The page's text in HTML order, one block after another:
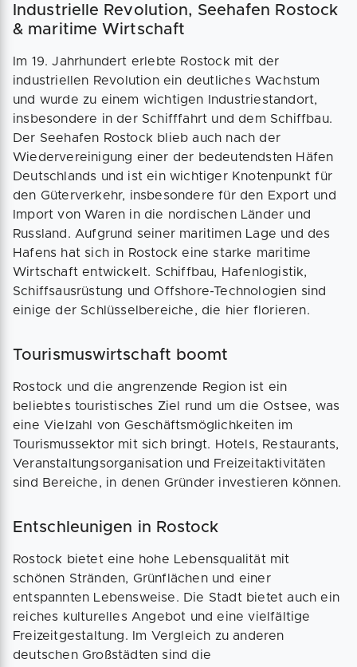
Industrielle Revolution, Seehafen Rostock
& maritime Wirtschaft
Im 19. Jahrhundert erlebte Rostock mit der
industriellen Revolution ein deutliches Wachstum
und wurde zu einem wichtigen Industriestandort,
insbesondere in der Schifffahrt und dem Schiffbau.
Der Seehafen Rostock blieb auch nach der
Wiedervereinigung einer der bedeutendsten Häfen
Deutschlands und ist ein wichtiger Knotenpunkt für
den Güterverkehr, insbesondere für den Export und
Import von Waren in die nordischen Länder und
Russland. Aufgrund seiner maritimen Lage und des
Hafens hat sich in Rostock eine starke maritime
Wirtschaft entwickelt. Schiffbau, Hafenlogistik,
Schiffsausrüstung und Offshore-Technologien sind
einige der Schlüsselbereiche, die hier florieren.
Tourismuswirtschaft boomt
Rostock und die angrenzende Region ist ein
beliebtes touristisches Ziel rund um die Ostsee, was
eine Vielzahl von Geschäftsmöglichkeiten im
Tourismussektor mit sich bringt. Hotels, Restaurants,
Veranstaltungsorganisation und Freizeitaktivitäten
sind Bereiche, in denen Gründer investieren können.
Entschleunigen in Rostock
Rostock bietet eine hohe Lebensqualität mit
schönen Stränden, Grünflächen und einer
entspannten Lebensweise. Die Stadt bietet auch ein
reiches kulturelles Angebot und eine vielfältige
Freizeitgestaltung. Im Vergleich zu anderen
deutschen Großstädten sind die